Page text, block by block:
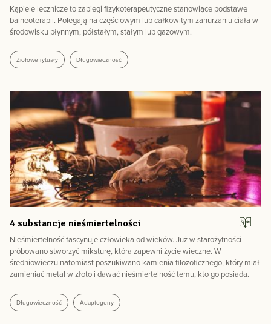
Kąpiele lecznicze to zabiegi fizykoterapeutyczne stanowiące podstawę
balneoterapii. Polegają na częściowym lub całkowitym zanurzaniu ciała w
środowisku płynnym, półstałym, stałym lub gazowym.
Ziołowe rytuały Długowieczność
4 substancje nieśmiertelności
Nieśmiertelność fascynuje człowieka od wieków. Już w starożytności
próbowano stworzyć miksturę, która zapewni życie wieczne. W
średniowieczu natomiast poszukiwano kamienia filozoficznego, który miał
zamieniać metal w złoto i dawać nieśmiertelność temu, kto go posiada.
Długowieczność Adaptogeny